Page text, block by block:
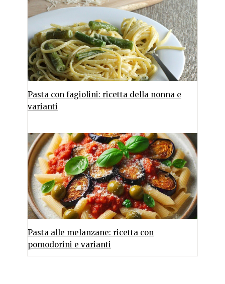
Pasta con fagiolini: ricetta della nonna e
varianti
Pasta alle melanzane: ricetta con
pomodorini e varianti